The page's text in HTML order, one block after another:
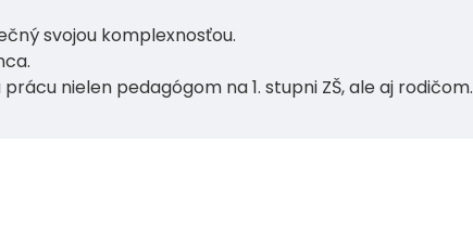
svojou komplexnosťou.
nielen pedagógom na 1. stupni ZŠ, ale aj rodičom.